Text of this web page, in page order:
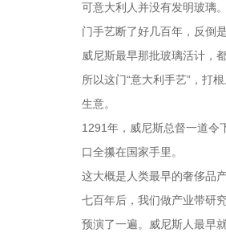
可意大利人并没有发明玻璃
门手艺断了好几百年，反倒
威尼斯最早那批玻璃活计，
所以这门“意大利手艺”，打
生意。
1291年，威尼斯总督一道令
口全攥在国家手里。
这大概是人类最早的奢侈品产
七百年后，我们做产业带研
预演了一遍。威尼斯人最早